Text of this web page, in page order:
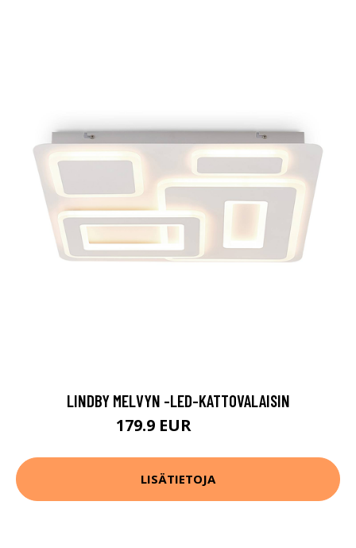
LINDBY MELVYN -LED-KATTOVALAISIN
179.9 EUR
LISÄTIETOJA